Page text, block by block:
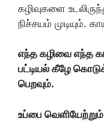
கழிவுகளை
நிச்சயம் முடியும்.
எந்த கழிவை எந்த
பட்டியல் கீழே
பெறவும்.
உப்பை வெளியேற்றும்